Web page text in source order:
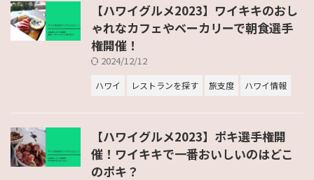
【ハワイグルメ2023】ワイキキのおし
ゃれなカフェやベーカリーで朝食選手
権開催！
2024/12/12
ハワイ レストランを探す 旅支度 ハワイ情報
【ハワイグルメ2023】ポキ選手権開
催！ワイキキで一番おいしいのはどこ
のポキ？